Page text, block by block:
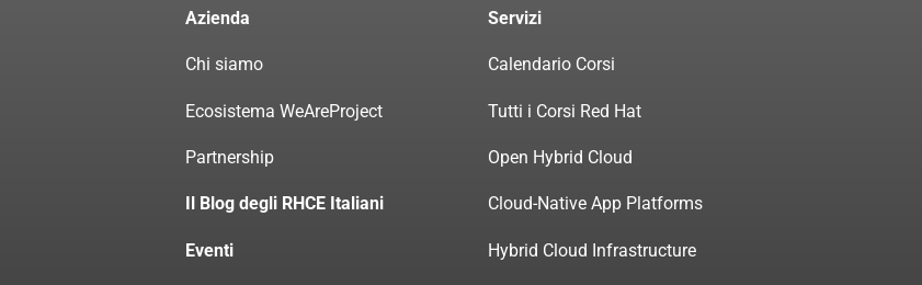
Azienda
Chi siamo
Ecosistema WeAreProject
Partnership
Il Blog degli RHCE Italiani
Eventi
Servizi
Calendario Corsi
Tutti i Corsi Red Hat
Open Hybrid Cloud
Cloud-Native App Platforms
Hybrid Cloud Infrastructure